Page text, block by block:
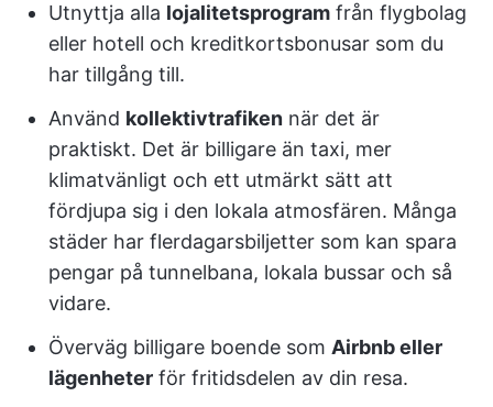
Utnyttja alla lojalitetsprogram från flygbolag
eller hotell och kreditkortsbonusar som du
har tillgång till.
Använd kollektivtrafiken när det är
praktiskt. Det är billigare än taxi, mer
klimatvänligt och ett utmärkt sätt att
fördjupa sig i den lokala atmosfären. Många
städer har flerdagarsbiljetter som kan spara
pengar på tunnelbana, lokala bussar och så
vidare.
Överväg billigare boende som Airbnb eller
lägenheter för fritidsdelen av din resa.